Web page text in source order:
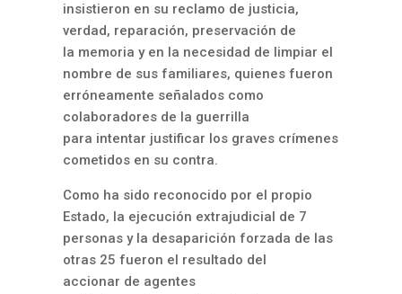
insistieron en su reclamo de justicia,
verdad, reparación, preservación de
la memoria y en la necesidad de limpiar el
nombre de sus familiares, quienes fueron
erróneamente señalados como
colaboradores de la guerrilla
para intentar justificar los graves crímenes
cometidos en su contra.
Como ha sido reconocido por el propio
Estado, la ejecución extrajudicial de 7
personas y la desaparición forzada de las
otras 25 fueron el resultado del
accionar de agentes